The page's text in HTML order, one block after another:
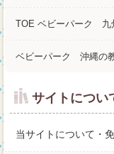
TOE ベビーパーク 九
ベビーパーク 沖縄の
サイトについ
当サイトについて・